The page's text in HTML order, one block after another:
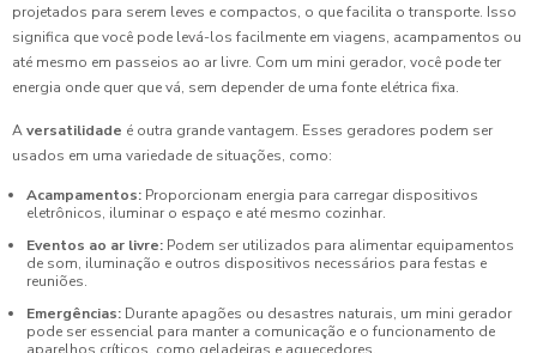
projetados para serem leves e compactos, o que facilita o transporte. Isso
significa que você pode levá-los facilmente em viagens, acampamentos ou
até mesmo em passeios ao ar livre. Com um mini gerador, você pode ter
energia onde quer que vá, sem depender de uma fonte elétrica fixa.
Aversatilidade é outra grande vantagem. Esses geradores podem ser
usados em uma variedade de situações, como:
Acampamentos: Proporcionam energia para carregar dispositivos
eletrônicos, iluminar o espaço e até mesmo cozinhar.
Eventos ao ar livre: Podem ser utilizados para alimentar equipamentos
de som, iluminação e outros dispositivos necessários para festas e
reuniões.
Emergências: Durante apagões ou desastres naturais, um mini gerador
pode ser essencial para manter a comunicação e o funcionamento de
aparelhos críticos, como geladeiras e aquecedores.